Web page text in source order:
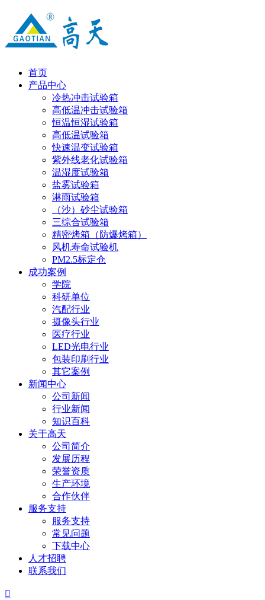
首页
产品中心
冷热冲击试验箱
高低温冲击试验箱
恒温恒湿试验箱
高低温试验箱
快速温变试验箱
紫外线老化试验箱
温湿度试验箱
盐雾试验箱
淋雨试验箱
（沙）砂尘试验箱
三综合试验箱
精密烤箱（防爆烤箱）
风机寿命试验机
PM2.5标定仓
成功案例
学院
科研单位
汽配行业
摄像头行业
医疗行业
LED光电行业
包装印刷行业
其它案例
新闻中心
公司新闻
行业新闻
知识百科
关于高天
公司简介
发展历程
荣誉资质
生产环境
合作伙伴
服务支持
服务支持
常见问题
下载中心
人才招聘
联系我们
